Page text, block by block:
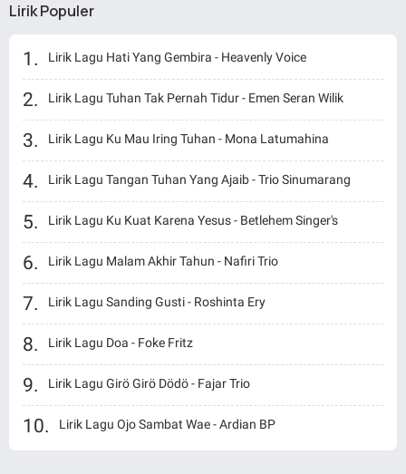
Lirik Populer
Lirik Lagu Hati Yang Gembira - Heavenly Voice
Lirik Lagu Tuhan Tak Pernah Tidur - Emen Seran Wilik
Lirik Lagu Ku Mau Iring Tuhan - Mona Latumahina
Lirik Lagu Tangan Tuhan Yang Ajaib - Trio Sinumarang
Lirik Lagu Ku Kuat Karena Yesus - Betlehem Singer's
Lirik Lagu Malam Akhir Tahun - Nafiri Trio
Lirik Lagu Sanding Gusti - Roshinta Ery
Lirik Lagu Doa - Foke Fritz
Lirik Lagu Girö Girö Dödö - Fajar Trio
Lirik Lagu Ojo Sambat Wae - Ardian BP